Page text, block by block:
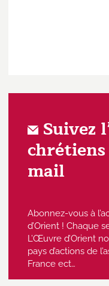
Suivez
mail
Abonnez-vous à
d’Orient ! Chaque
L’Œuvre d’Orient
pays d’actions de
France ect…